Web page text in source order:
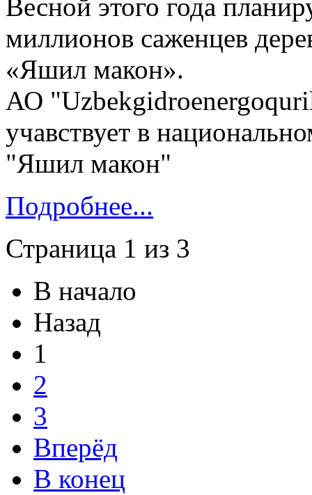
Весной этого года
миллионов саженцев
«Яшил макон».
АО
учавствует в
"Яшил макон"
Подробнее...
Страница 1 из 3
В начало
Назад
1
2
3
Вперёд
В конец